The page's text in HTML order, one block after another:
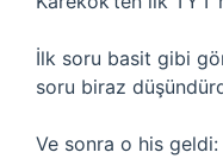
İlk soru basit gibi
soru biraz
Ve sonra o his